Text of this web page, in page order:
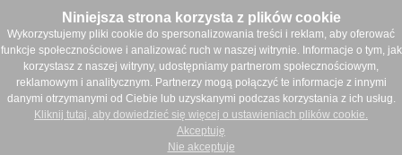
Niniejsza strona korzysta z plików cookie
Wykorzystujemy pliki cookie do spersonalizowania treści i reklam, aby oferować
funkcje społecznościowe i analizować ruch w naszej witrynie. Informacje o tym, jak
korzystasz z naszej witryny, udostępniamy partnerom społecznościowym,
reklamowym i analitycznym. Partnerzy mogą połączyć te informacje z innymi
danymi otrzymanymi od Ciebie lub uzyskanymi podczas korzystania z ich usług.
Kliknij tutaj, aby dowiedzieć się więcej o ustawieniach plików cookie.
Akceptuję
Nie akceptuje